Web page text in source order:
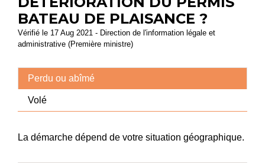
BATEAU DE PLAISANCE ?
Vérifié le 17 Aug 2021 - Direction de l'information légale et
administrative (Première ministre)
Perdu ou abîmé
Volé
La démarche dépend de votre situation géographique.